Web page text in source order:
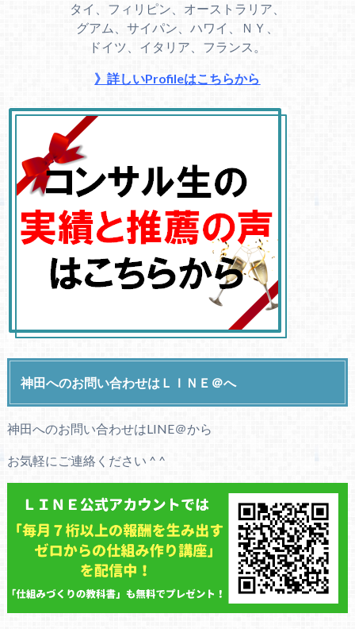
タイ、フィリピン、オーストラリア、
グアム、サイパン、ハワイ、ＮＹ、
ドイツ、イタリア、フランス。
》詳しいProfileはこちらから
神田へのお問い合わせはＬＩＮＥ＠へ
神田へのお問い合わせはLINE＠から
お気軽にご連絡ください ^ ^